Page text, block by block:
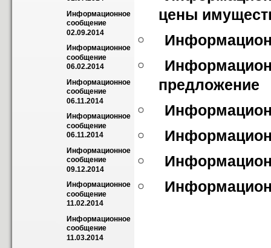
Информационное
сообщение
02.09.2014
Информационное
сообщение
06.02.2014
Информационное
сообщение
06.11.2014
Информационное
сообщение
06.11.2014
Информационное
сообщение
09.12.2014
Информационное
сообщение
11.02.2014
Информационное
сообщение
11.03.2014
цены
предложение